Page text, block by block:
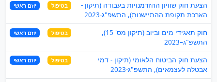
הצעת חוק שוויון ההזדמנויות בעבודה (תיקון -
הארכת תקופת ההתיישנות), התשפ"ג-2023
בטיפול יוזם ראשי
חוק תאגידי מים וביוב (תיקון מס' 15),
התשפ"ג–2023
בטיפול יוזם ראשי
הצעת חוק הביטוח הלאומי (תיקון - דמי
אבטלה לעצמאים), התשפ"ג-2023
בטיפול יוזם ראשי